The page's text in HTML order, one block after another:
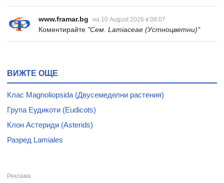
www.framar.bg на 10 August 2026 в 08:07
Коментирайте "Сем. Lamiaceae (Устноцветни)"
ВИЖТЕ ОЩЕ
Клас Magnoliopsida (Двусемеделни растения)
Група Еудикоти (Eudicots)
Клон Астериди (Asterids)
Разред Lamiales